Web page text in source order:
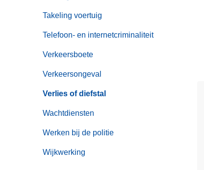
Takeling voertuig
Telefoon- en internetcriminaliteit
Verkeersboete
Verkeersongeval
Verlies of diefstal
Wachtdiensten
Werken bij de politie
Wijkwerking